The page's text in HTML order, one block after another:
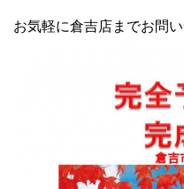
お気軽に倉吉店までお問